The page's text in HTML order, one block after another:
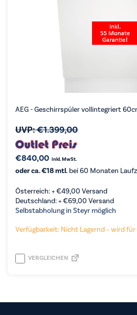
AEG - Geschirrspüler vollintegriert
UVP:€1.399,00
€840,00 inkl. MwSt.
oder ca. €18 mtl. bei 60 Monaten
Österreich: +€49,00 Versand
Deutschland: +€69,00 Versand
Selbstabholung in Steyr möglich
Verfügbarkeit: Nicht Lagernd – wird
VERGLEICHEN